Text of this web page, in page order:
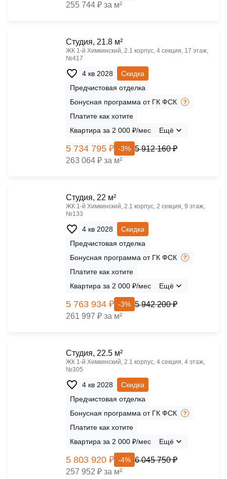
255 744 ₽ за м²
Cтудия, 21.8 м²
ЖК 1‑й Химкинский, 2.1 корпус, 4 секция, 17 этаж,
№417
4 кв 2028
Скидка
Предчистовая отделка
Бонусная программа от ГК ФСК
Платите как хотите
Квартира за 2 000 ₽/мес
Ещё
5 734 795 ₽ -3% 5 912 160 ₽
263 064 ₽ за м²
Cтудия, 22 м²
ЖК 1‑й Химкинский, 2.1 корпус, 2 секция, 9 этаж,
№133
4 кв 2028
Скидка
Предчистовая отделка
Бонусная программа от ГК ФСК
Платите как хотите
Квартира за 2 000 ₽/мес
Ещё
5 763 934 ₽ -3% 5 942 200 ₽
261 997 ₽ за м²
Cтудия, 22.5 м²
ЖК 1‑й Химкинский, 2.1 корпус, 4 секция, 4 этаж,
№305
4 кв 2028
Скидка
Предчистовая отделка
Бонусная программа от ГК ФСК
Платите как хотите
Квартира за 2 000 ₽/мес
Ещё
5 803 920 ₽ -4% 6 045 750 ₽
257 952 ₽ за м²